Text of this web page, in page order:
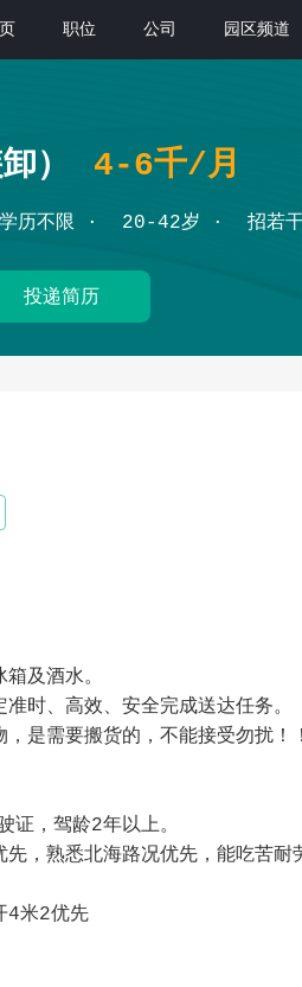
职位 公司 园区频道
） 4-6千/月
学历不限 20-42岁 招若
投递简历
及酒水。
时、高效、安全完成送达任务。
，是需要搬货的，不能接受勿扰！
，驾龄2年以上。
先，熟悉北海路况优先，能吃苦
4米2优先